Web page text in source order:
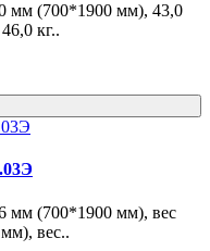
мм (700*1900 мм), 43,0
кг..
мм (700*1900 мм), вес
вес..